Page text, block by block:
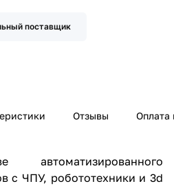
поставщик
Отзывы Оплата
автоматизированного
с ЧПУ, робототехники и 3d